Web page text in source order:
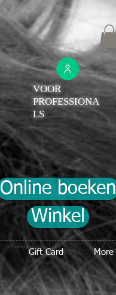
VOOR
PROFESSIONA
LS
Online boeken
Winkel
Gift Card More